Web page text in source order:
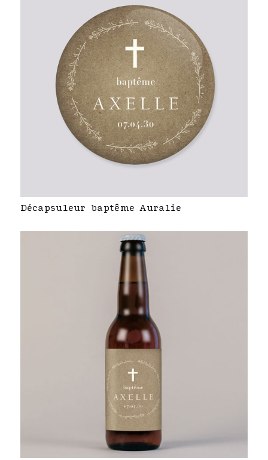
Décapsuleur baptême Auralie